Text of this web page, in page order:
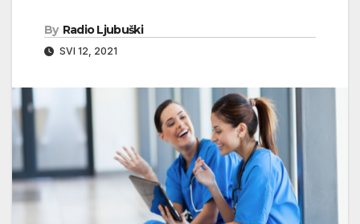
By Radio Ljubuški
SVI 12, 2021